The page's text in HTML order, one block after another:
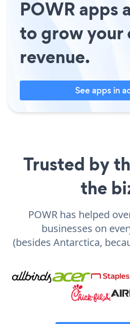
POWR apps
to grow your
revenue.
See apps in
Trusted by
the
POWR has helped
businesses on
(besides Antarctica,